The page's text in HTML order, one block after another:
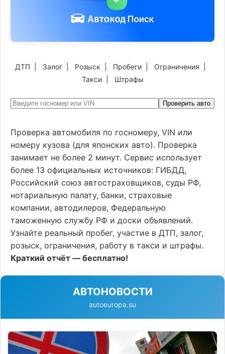
ДТП Залог Розыск Пробеги Ограничения
Такси| Штрафы
Проверить авто
Проверка автомобиля по госномеру, VIN или
номеру кузова (для японских авто). Проверка
занимает не более 2 минут. Сервис использует
более 13 официальных источников: ГИБДД,
Российский союз автостраховщиков, суды РФ,
нотариальную палату, банки, страховые
компании, автодилеров, Федеральную
таможенную службу РФ и доски объявлений.
Узнайте реальный пробег, участие в ДТП, залог,
розыск, ограничения, работу в такси и штрафы.
Краткий отчёт — бесплатно!
АВТОНОВОСТИ
autoeuropa.su